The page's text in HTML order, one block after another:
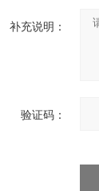
补充说明：
验证码：